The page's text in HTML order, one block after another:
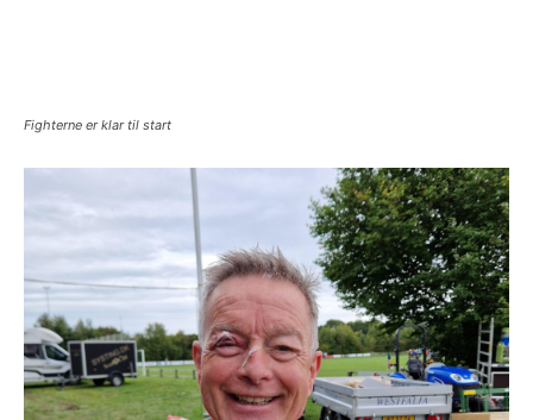
Fighterne er klar til start